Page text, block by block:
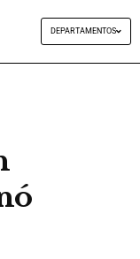
DEPARTAMENTOS